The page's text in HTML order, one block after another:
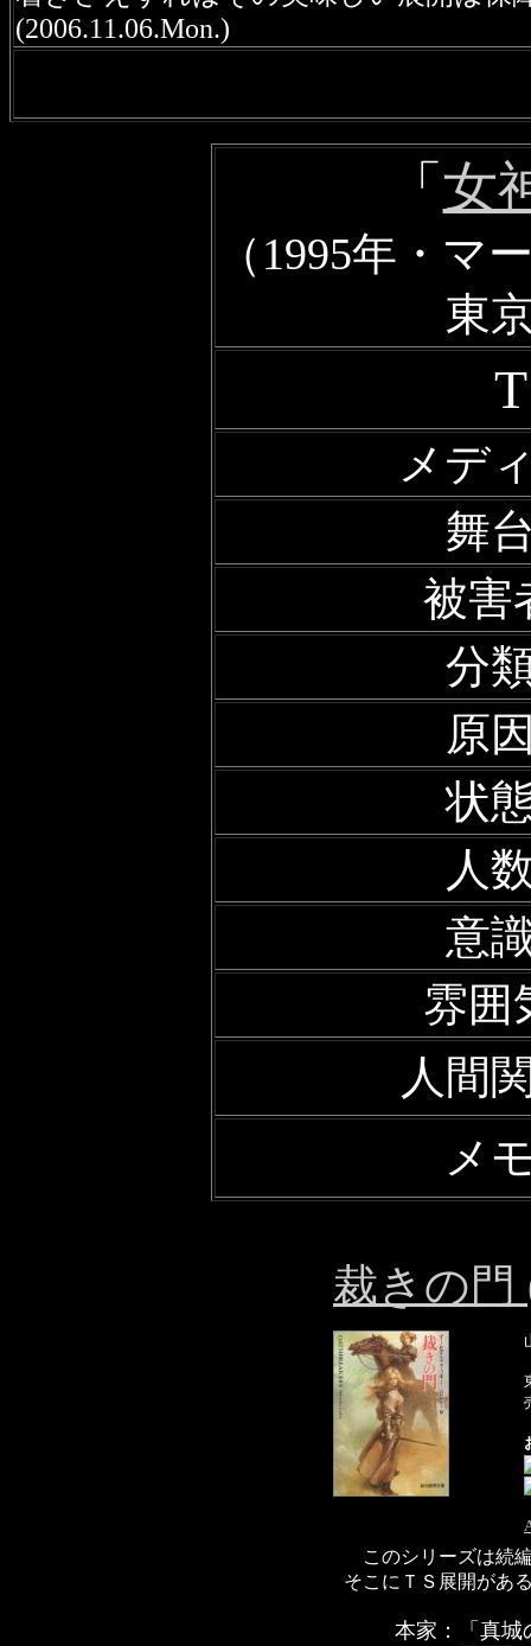
(2006.11.06.Mon.)
「 女
（1995年・マ
東
メデ
舞
被害
分
原
状
人
意
雰囲
人間
メ
裁きの門
このシリーズは続
そこにＴＳ展開があ
本家：「真